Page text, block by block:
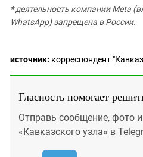
* деятельность компании Meta
WhatsApp) запрещена в России.
источник: корреспондент
Гласность помогает
Отправь сообщение, фото
«Кавказского узла» в